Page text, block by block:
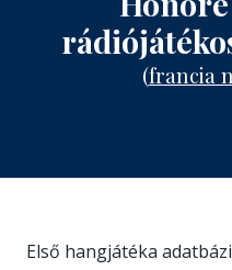
(francia
Első hangjátéka